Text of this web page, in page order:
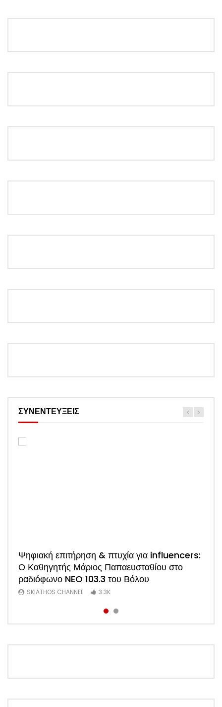
ΣΥΝΕΝΤΕΥΞΕΙΣ
Ψηφιακή επιτήρηση & πτυχία για influencers:
Ο Καθηγητής Μάριος Παπαευσταθίου στο
ραδιόφωνο NEO 103.3 του Βόλου
SKIATHOS CHANNEL 3.3K
ΑΠΟΚΛΕΙΣΤΙΚΟ: Η πρώτη συνέντευξη του
νέου Προέδρου Ξενοδόχων Σκιάθου Άκη
Τσαρούχη (Video)
SKIATHOS CHANNEL 1